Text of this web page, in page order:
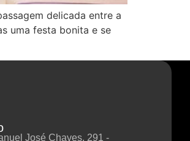
delicada entre a
uma festa bonita e se
José Chaves, 291 -